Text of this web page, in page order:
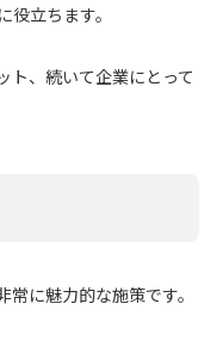
立ちます。
ト、続いて企業にとって
に魅力的な施策です。